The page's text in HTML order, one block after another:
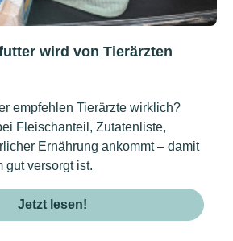
wird von Tierärzten
empfehlen Tierärzte wirklich?
Fleischanteil, Zutatenliste,
Ernährung ankommt – damit
gut versorgt ist.
Jetzt lesen!